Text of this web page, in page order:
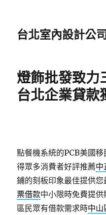
台北室內設計公
燈飾批發致力
台北企業貸款
點餐機系統的PCB美國移
得眾多消費者好評推薦中
鋪的刻板印象最佳提供
票借款中小限時免費提
區民眾有借款需求時中山